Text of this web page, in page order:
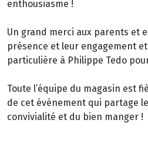
enthousiasme !
Un grand merci aux parents et
présence et leur engagement
particulière à Philippe Tedo
Toute l’équipe du magasin est
de cet événement qui partage
convivialité et du bien manger !